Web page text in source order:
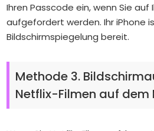
Ihren Passcode ein, wenn Sie auf
aufgefordert werden. Ihr iPhone
Bildschirmspiegelung bereit.
Methode 3.
Netflix-Filmen auf dem